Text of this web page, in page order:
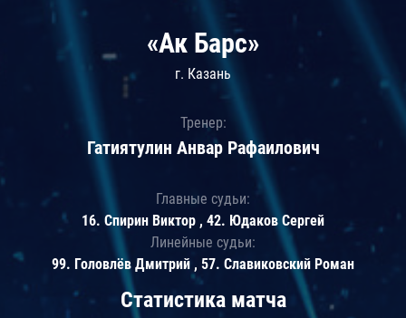
Статистика матча
«Ак Барс»
г. Казань
Тренер:
Гатиятулин Анвар Рафаилович
Главные судьи:
16. Спирин Виктор , 42. Юдаков Сергей
Линейные судьи:
99. Головлёв Дмитрий , 57. Славиковский Роман